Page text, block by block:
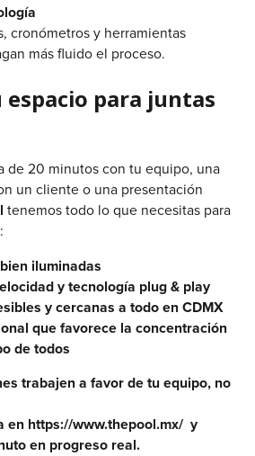
cronómetros y herramientas
más fluido el proceso.
espacio para juntas
de 20 minutos con tu equipo, una
un cliente o una presentación
tenemos todo lo que necesitas para
iluminadas
y tecnología plug & play
y cercanas a todo en CDMX
que favorece la concentración
de todos
trabajen a favor de tu equipo, no
en https://www.thepool.mx/ y
en progreso real.